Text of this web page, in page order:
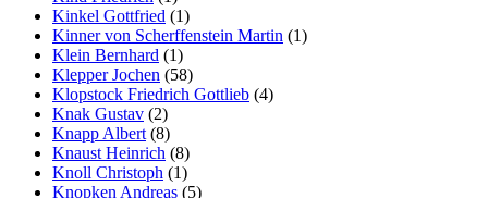
Kinkel Gottfried (1)
Kinner von Scherffenstein Martin (1)
Klein Bernhard (1)
Klepper Jochen (58)
Klopstock Friedrich Gottlieb (4)
Knak Gustav (2)
Knapp Albert (8)
Knaust Heinrich (8)
Knoll Christoph (1)
Knopken Andreas (5)